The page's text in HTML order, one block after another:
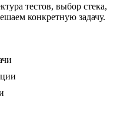
тестов, выбор стека,
конкретную задачу.